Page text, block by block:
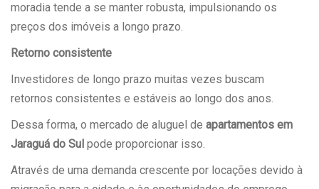
moradia tende a se manter robusta, impulsionando os
preços dos imóveis a longo prazo.
Retorno consistente
Investidores de longo prazo muitas vezes buscam
retornos consistentes e estáveis ao longo dos anos.
Dessa forma, o mercado de aluguel de apartamentos em
Jaraguá do Sul pode proporcionar isso.
Através de uma demanda crescente por locações devido à